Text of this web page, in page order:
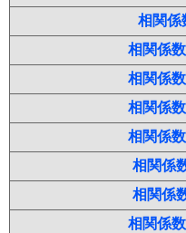
相関係
相関係
相関係
相関係
相関係
相関係
相関係
相関係